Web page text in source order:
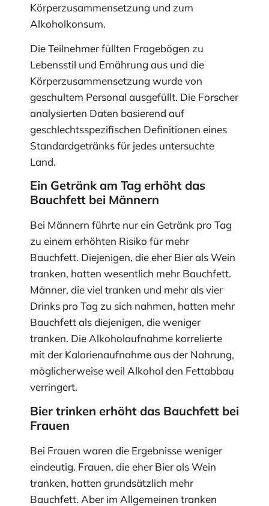
Körperzusammensetzung und zum
Alkoholkonsum.
Die Teilnehmer füllten Fragebögen zu
Lebensstil und Ernährung aus und die
Körperzusammensetzung wurde von
geschultem Personal ausgefüllt. Die Forscher
analysierten Daten basierend auf
geschlechtsspezifischen Definitionen eines
Standardgetränks für jedes untersuchte
Land.
Ein Getränk am Tag erhöht das
Bauchfett bei Männern
Bei Männern führte nur ein Getränk pro Tag
zu einem erhöhten Risiko für mehr
Bauchfett. Diejenigen, die eher Bier als Wein
tranken, hatten wesentlich mehr Bauchfett.
Männer, die viel tranken und mehr als vier
Drinks pro Tag zu sich nahmen, hatten mehr
Bauchfett als diejenigen, die weniger
tranken. Die Alkoholaufnahme korrelierte
mit der Kalorienaufnahme aus der Nahrung,
möglicherweise weil Alkohol den Fettabbau
verringert.
Bier trinken erhöht das Bauchfett bei
Frauen
Bei Frauen waren die Ergebnisse weniger
eindeutig. Frauen, die eher Bier als Wein
tranken, hatten grundsätzlich mehr
Bauchfett. Aber im Allgemeinen tranken